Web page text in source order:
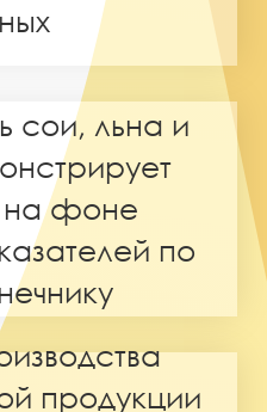
сои, льна и
на фоне
по
продукции